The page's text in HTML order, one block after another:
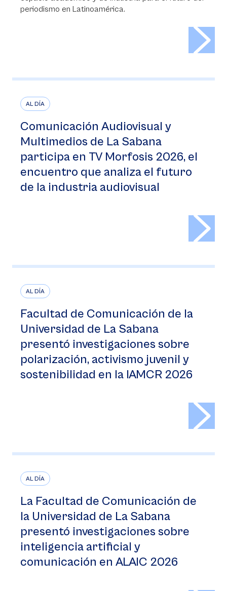
periodismo en Latinoamérica.
AL DÍA
Comunicación Audiovisual y
Multimedios de La Sabana
participa en TV Morfosis 2026, el
encuentro que analiza el futuro
de la industria audiovisual
AL DÍA
Facultad de Comunicación de la
Universidad de La Sabana
presentó investigaciones sobre
polarización, activismo juvenil y
sostenibilidad en la IAMCR 2026
AL DÍA
La Facultad de Comunicación de
la Universidad de La Sabana
presentó investigaciones sobre
inteligencia artificial y
comunicación en ALAIC 2026